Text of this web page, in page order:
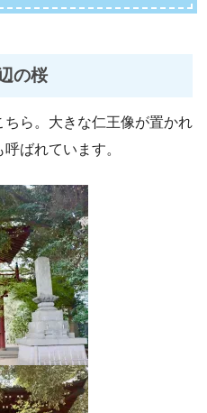
の桜
ちら。大きな仁王像が置かれ
ばれています。